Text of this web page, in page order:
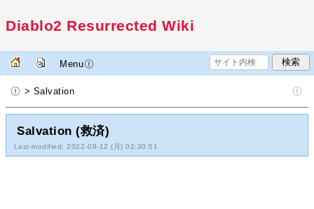
Diablo2 Resurrected Wiki
Menu
> Salvation
Salvation (救済)
Last-modified: 2022-09-12 (月) 02:30:51